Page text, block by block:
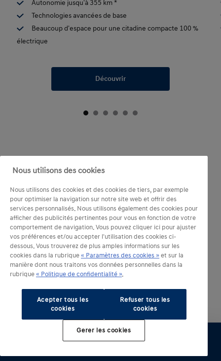
Autonomie jusqu'à 355 km *
Technologies avancées de base
Beaucoup d'espace pour une citadine compacte 100 %
électrique
Découvrir
Découvrez tout
* L'autonomie indiquée correspond au cycle combiné
WLTP. L'autonomie réelle peut varier légèrement en
fonction des conditions de route, de votre style de
conduite et de la température. Elle dépend
également du type de pneus équipés. Données
techniques non définitives.
** Le temps de charge est basé sur une charge avec
une wallbox de 32 A et un OBC de 3,3 kW. Les temps
Nous utilisons des cookies
Nous utilisons des cookies et des cookies de tiers, par exemple
pour optimiser la navigation sur notre site web et offrir des
services personnalisés. Nous utilisons également des cookies pour
afficher des publicités pertinentes pour vous en fonction de votre
comportement de navigation. Vous pouvez cliquer ici pour ajuster
vos préférences et/ou accepter l'utilisation des cookies ci-
dessous. Vous trouverez de plus amples informations sur les
cookies dans la rubrique« Paramètres des cookies »et sur la
manière dont nous traitons vos données personnelles dans la
rubrique« Politique de confidentialité ».
Acepter tous les
cookies
Refuser tous les
cookies
Gerer les cookies